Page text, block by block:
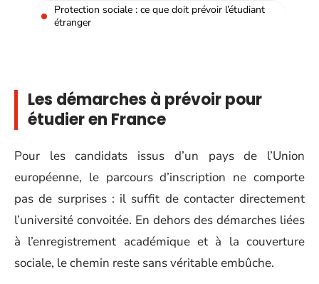
Protection sociale : ce que doit prévoir l’étudiant
étranger
Les démarches à prévoir pour
étudier en France
Pour les candidats issus d’un pays de l’Union
européenne, le parcours d’inscription ne comporte
pas de surprises : il suffit de contacter directement
l’université convoitée. En dehors des démarches liées
à l’enregistrement académique et à la couverture
sociale, le chemin reste sans véritable embûche.